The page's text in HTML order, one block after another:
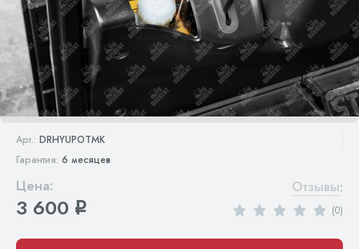
Арт.: DRHYUPOTMK
Гарантия: 6 месяцев
Цена:
3 600 q
Отзывы:
(0)